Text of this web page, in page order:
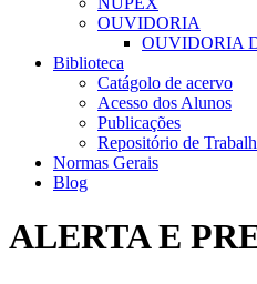
OUVIDORIA
OUVIDORIA
Biblioteca
Catágolo de acervo
Acesso dos Alunos
Publicações
Repositório de
Normas Gerais
Blog
ALERTA E